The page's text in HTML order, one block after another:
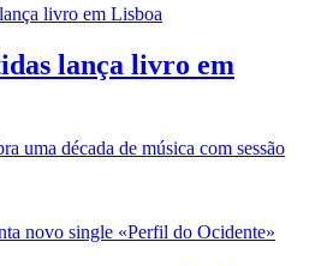
lança livro em
uma década de música com sessão